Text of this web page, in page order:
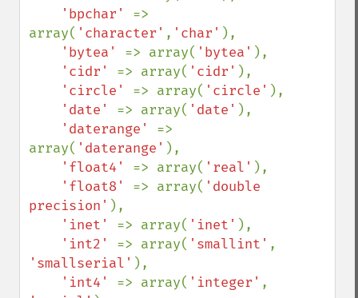
'bpchar' =>
array( 'character' , 'char' ),
'bytea' => array( 'bytea' ),
'cidr' => array( 'cidr' ),
'circle' => array( 'circle' ),
'date' => array( 'date' ),
'daterange' =>
array( 'daterange' ),
'float4' => array( 'real' ),
'float8' => array( 'double
precision' ),
'inet' => array( 'inet' ),
'int2' => array( 'smallint'
'smallserial' ),
'int4' => array( 'integer'